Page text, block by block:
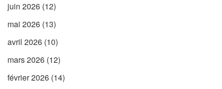
juin 2026 (12)
mai 2026 (13)
avril 2026 (10)
mars 2026 (12)
février 2026 (14)